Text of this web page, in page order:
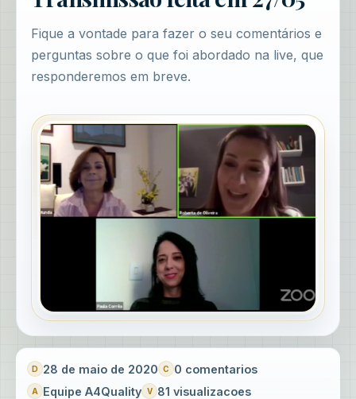
Fique a vontade para fazer o seu comentários e
perguntas sobre o que foi abordado na live, que
responderemos em breve.
28 de maio de 2020
0 comentarios
Equipe A4Quality
81 visualizacoes